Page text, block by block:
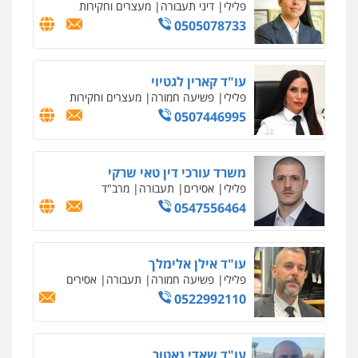
עו"ד אסף גונן
פלילי פשע חמור תעבורה צבא מעצרים
0542255161
גל דהן – משרד עורך דין פלילי
פלילי פשיעה חמורה סמים מעצרים
0544723840
עו"ד ראוף נג'אר
פלילי עורכי דין לענייני אסירים מעצרים
0548009246
דוד אפרים משרד עורכי דין
פלילי צווארון לבן מס הכנסה מע"מ